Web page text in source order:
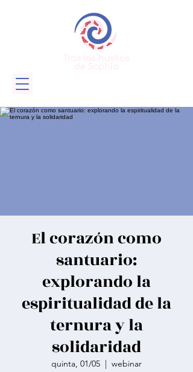
El corazón como
santuario:
explorando la
espiritualidad de la
ternura y la
solidaridad
quinta, 01/05
  |
webinar